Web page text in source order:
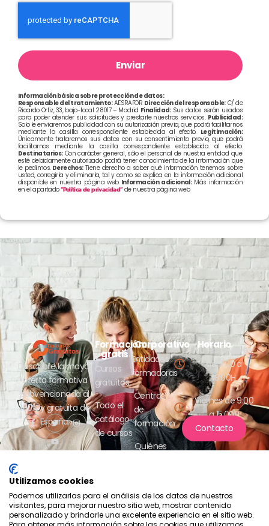
Enviar
Información básica sobre protección de datos:
Responsable del tratamiento:AESRAFOR Dirección del responsable:C/ de
Ricardo Ortiz, 33, bajo-local 28017 – Madrid Finalidad:Sus datos serán usados
para poder atender sus solicitudes y prestarle nuestros servicios. Publicidad:
Solo le enviaremos publicidad con su autorización previa, que podrá facilitarnos
mediante la casilla correspondiente establecida al efecto. Legitimación:
Únicamente trataremos sus datos con su consentimiento previo, que podrá
facilitarnos mediante la casilla correspondiente establecida al efecto.
Destinatarios:Con carácter general, sólo el personal de nuestra entidad que
esté debidamente autorizado podrá tener conocimiento de la información que
le pedimos.Derechos:Tiene derecho a saber qué información tenemos sobre
usted, corregirla y eliminarla, tal y como se explica en la información adicional
disponible en nuestra página web.Información adicional:Más información
en el apartado“Política de privacidad”de nuestra página web
Descubre la mayor
oferta formativa
subvencionada al
100% y gratuita de
España.
Formación
gratis
Cursos
gratuitos
Todo el
catálogo
de cursos
Corporativo
Entidades
formadoras
Centros
de
formación
Quiénes
Horario
Lunes a jueves
de 9:00 a
18:00H
Viernes de 9:00
a 15:00H
Contacto
Utilizamos cookies
Podemos utilizarlas para el análisis de los datos de nuestros
visitantes, para mejorar nuestro sitio web, mostrar contenido
personalizado y brindarle una excelente experiencia en el sitio web.